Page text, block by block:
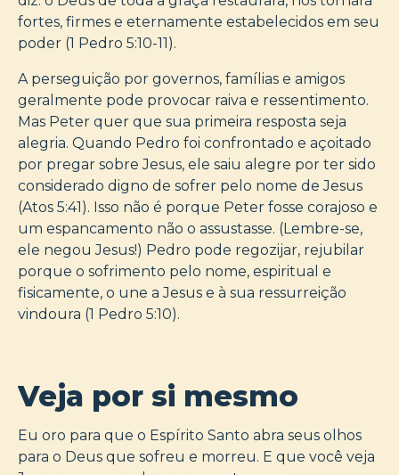
fortes, firmes e eternamente estabelecidos em seu
poder (1 Pedro 5:10-11).
A perseguição por governos, famílias e amigos
geralmente pode provocar raiva e ressentimento.
Mas Peter quer que sua primeira resposta seja
alegria. Quando Pedro foi confrontado e açoitado
por pregar sobre Jesus, ele saiu alegre por ter sido
considerado digno de sofrer pelo nome de Jesus
(Atos 5:41). Isso não é porque Peter fosse corajoso e
um espancamento não o assustasse. (Lembre-se,
ele negou Jesus!) Pedro pode regozijar, rejubilar
porque o sofrimento pelo nome, espiritual e
fisicamente, o une a Jesus e à sua ressurreição
vindoura (1 Pedro 5:10).
Veja por si mesmo
Eu oro para que o Espírito Santo abra seus olhos
para o Deus que sofreu e morreu. E que você veja